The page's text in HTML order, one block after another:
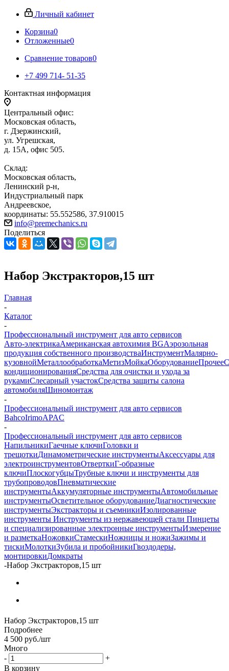
Личный кабинет
Корзина0
Отложенные0
Сравнение товаров0
+7 499 714- 51-35
Контактная информация
Центральный офис:
Московская область,
г. Дзержинский,
ул. Угрешская,
д. 15А, офис 505.
Склад:
Московская область,
Ленинский р-н,
Индустриальный парк
Андреевское,
координаты: 55.552586, 37.910015
info@premechanics.ru
Поделиться
Набор Экстракторов,15 шт
Главная
-
Каталог
-
Профессиональный инструмент для авто сервисов
Авто-электрикаАмериканская автохимия BGАэрозольная
продукция собственного производстваИнструментМалярно-
кузовнойМеталлообработкаМетизМойкаОборудованиеПрочее
кондиционированияСредства для очистки и ухода за
рукамиСлесарный участокСредства защиты салона
автомобиляШиномонтаж
-
Профессиональный инструмент для авто сервисов
BahcoIrimoAPAC
-
Профессиональный инструмент для авто сервисов
НапильникиГаечные ключиГоловки и
трещоткиДинамометрические инструментыАксессуары для
электроинструментовОтверткиГ-образные
ключиПлоскогубцыТрубные ключи и инструменты для
трубопроводовПневматические
инструментыАккумуляторные инструментыАвтомобильные
инструментыОсветительное оборудованиеДиагностические
инструментыЭкстракторы и съемникиИзолированные
инструменты Инструменты из нержавеющей стали Пинцеты
и специализированные электронные инструментыИзмерение
и разметкаНожовкиСтамескиНожницы и ножиЗажимы и
тискиМолоткиЗубила и пробойникиГвоздодеры,
монтировкиДомкраты
-Набор Экстракторов,15 шт
Набор Экстракторов,15 шт
Подробнее
4 500 руб./шт
Много
-
+
В корзину